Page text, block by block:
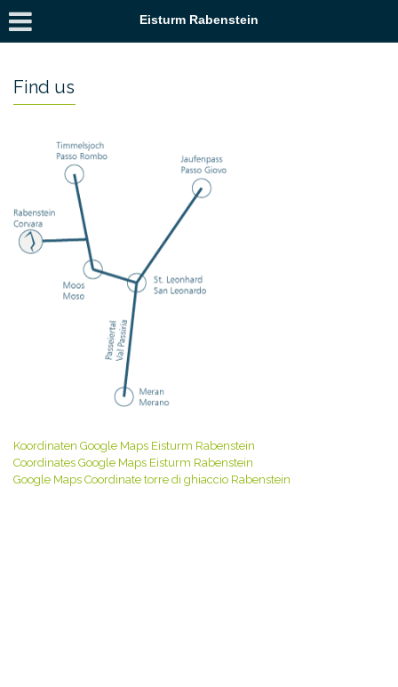
Eisturm Rabenstein
Find us
Koordinaten Google Maps Eisturm Rabenstein
Coordinates Google Maps Eisturm Rabenstein
Google Maps Coordinate torre di ghiaccio Rabenstein